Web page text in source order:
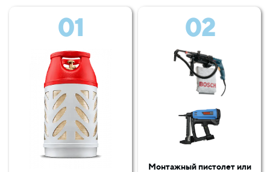
01 02
Монтажный пистолет или